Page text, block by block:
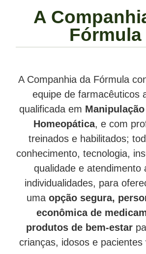
A
Fórmula
A Companhia da Fórmula
equipe de farmacêuticos
qualificada em
Homeopática, e com
treinados e habilitados;
conhecimento, tecnologia,
qualidade e atendimento
individualidades, para
umaopção segura,
econômica de
produtos de bem-estar
crianças, idosos e pacientes